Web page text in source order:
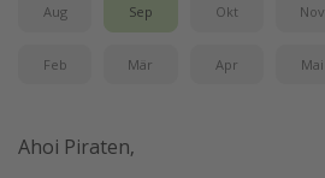
Rundreisen in Thailand
Aug Sep Okt Nov
Feb Mär Apr Mai
Ahoi Piraten,